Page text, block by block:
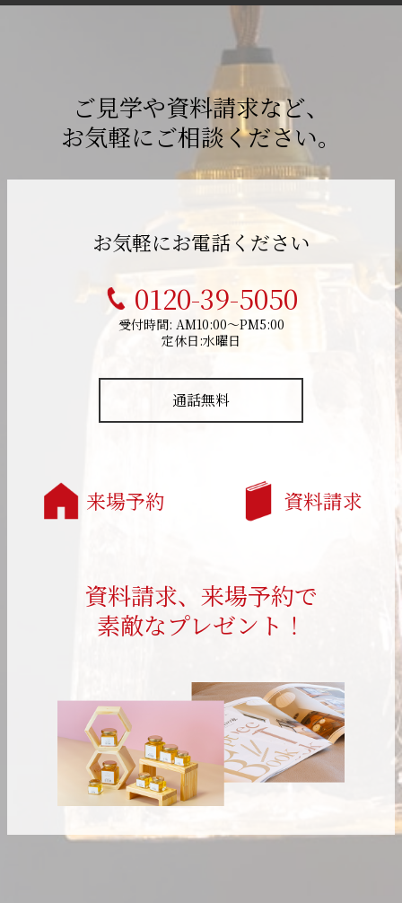
ご見学や資料請求など、
お気軽にご相談ください。
お気軽にお電話ください
0120-39-5050
受付時間: AM10:00～PM5:00
定休日:水曜日
通話無料
来場予約 資料請求
資料請求、来場予約で
素敵なプレゼント！